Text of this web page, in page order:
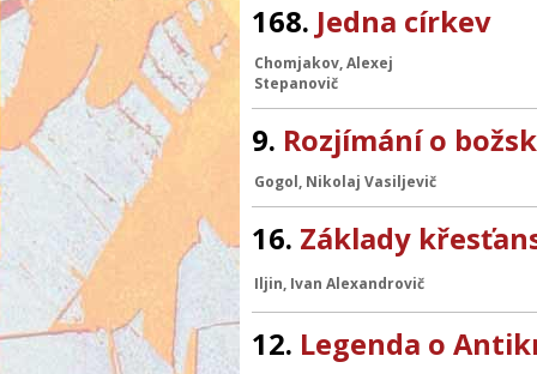
168. Jedna církev
Chomjakov, Alexej
Stepanovič
9. Rozjímání o
Gogol, Nikolaj Vasiljevič
16. Základy
Iljin, Ivan Alexandrovič
12. Legenda o